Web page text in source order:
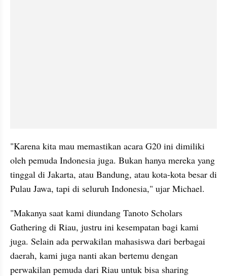
"Karena kita mau memastikan acara G20 ini dimiliki
oleh pemuda Indonesia juga. Bukan hanya mereka yang
tinggal di Jakarta, atau Bandung, atau kota-kota besar di
Pulau Jawa, tapi di seluruh Indonesia," ujar Michael.
"Makanya saat kami diundang Tanoto Scholars
Gathering di Riau, justru ini kesempatan bagi kami
juga. Selain ada perwakilan mahasiswa dari berbagai
daerah, kami juga nanti akan bertemu dengan
perwakilan pemuda dari Riau untuk bisa sharing